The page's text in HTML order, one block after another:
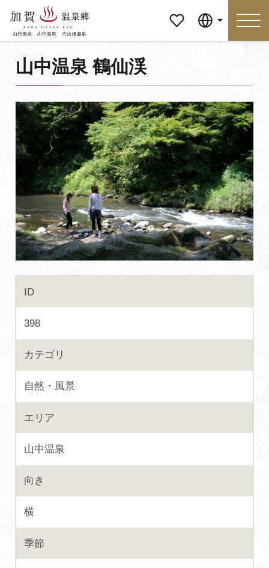
ージ
特集 おすすめの過ごし方
見どころ 食べる
おみやげ イベント
泊まる アクセス
マイページ
加賀に泊まって！北陸巡り♪
ご当地グルメ
加賀 旅先納税
FAQ
Language
パンフレットダウンロード
よくあるご質問・お問い合わせ
山中温泉 鶴仙渓
ID
398
カテゴリ
自然・風景
エリア
山中温泉
向き
横
季節